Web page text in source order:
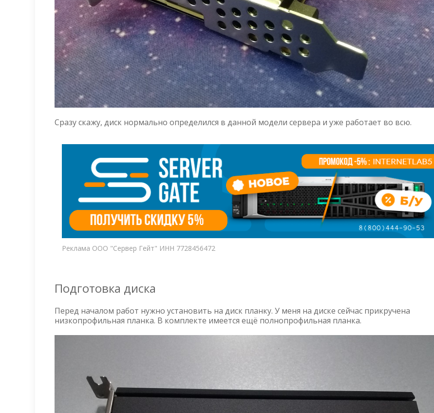
Сразу скажу, диск нормально определился в данной модели сервера и уже работает во всю.
Реклама ООО "Сервер Гейт" ИНН 7728456472
Подготовка диска
Перед началом работ нужно установить на диск планку. У меня на диске сейчас прикручена
низкопрофильная планка. В комплекте имеется ещё полнопрофильная планка.